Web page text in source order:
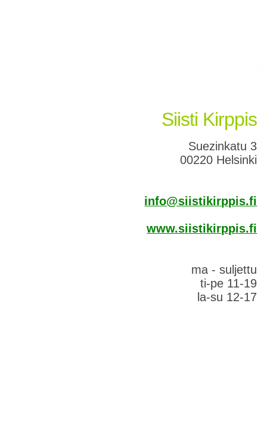
Siisti Kirppis
Suezinkatu 3
00220 Helsinki
info@siistikirppis.fi
www.siistikirppis.fi
ma - suljettu
ti-pe 11-19
la-su 12-17